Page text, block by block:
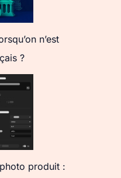
n’est
?
produit :